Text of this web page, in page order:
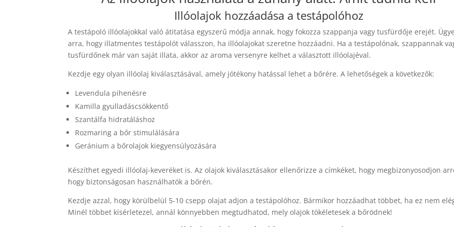
Illóolajok hozzáadása a testápolóhoz
A testápoló illóolajokkal való átitatása egyszerű módja annak, hogy fokozza szappanja vagy tusfürdője erejét.
arra, hogy illatmentes testápolót válasszon, ha illóolajokat szeretne hozzáadni. Ha a testápolónak, szappannak
tusfürdőnek már van saját illata, akkor az aroma versenyre kelhet a választott illóolajéval.
Kezdje egy olyan illóolaj kiválasztásával, amely jótékony hatással lehet a bőrére. A lehetőségek a következők:
Levendula pihenésre
Kamilla gyulladáscsökkentő
Szantálfa hidratáláshoz
Rozmaring a bőr stimulálására
Geránium a bőrolajok kiegyensúlyozására
Készíthet egyedi illóolaj-keveréket is. Az olajok kiválasztásakor ellenőrizze a címkéket, hogy megbizonyosodjon
hogy biztonságosan használhatók a bőrén.
Kezdje azzal, hogy körülbelül 5-10 csepp olajat adjon a testápolóhoz. Bármikor hozzáadhat többet, ha ez nem
Minél többet kísérletezel, annál könnyebben megtudhatod, mely olajok tökéletesek a bőrödnek!